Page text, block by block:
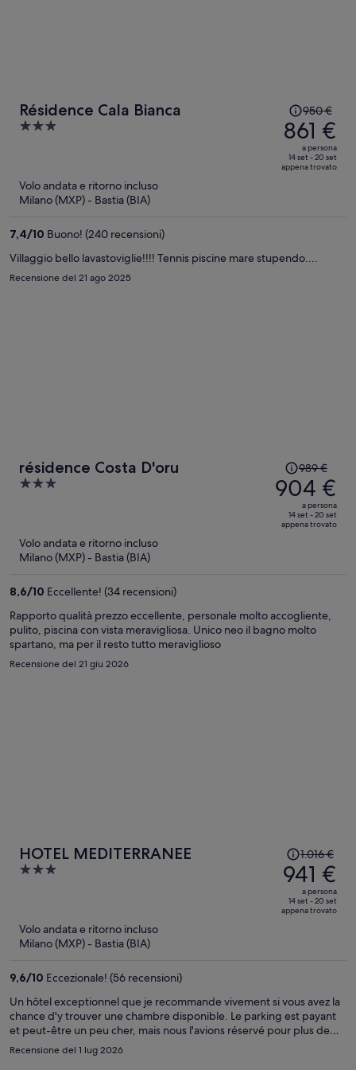
Résidence Cala Bianca
3
5
prezzo
era
950 €,
ora
950 €
861 €
a persona
14 set - 20 set
appena trovato
Volo andata e ritorno incluso
Milano (MXP) - Bastia (BIA)
7,4/10 Buono! (240 recensioni)
Villaggio bello lavastoviglie!!!! Tennis piscine mare stupendo....
Recensione del 21 ago 2025
résidence Costa D'oru
3
prezzo
era
989 €,
ora
989 €
904 €
a persona
14 set - 20 set
appena trovato
Volo andata e ritorno incluso
Milano (MXP) - Bastia (BIA)
8,6/10 Eccellente! (34 recensioni)
Rapporto qualità prezzo eccellente, personale molto accogliente,
pulito, piscina con vista meravigliosa. Unico neo il bagno molto
spartano, ma per il resto tutto meraviglioso
Recensione del 21 giu 2026
HOTEL MEDITERRANEE
3
Il
prezzo
era
1.016 €,
ora
1.016 €
941 €
a persona
14 set - 20 set
appena trovato
Volo andata e ritorno incluso
Milano (MXP) - Bastia (BIA)
9,6/10 Eccezionale! (56 recensioni)
Un hôtel exceptionnel que je recommande vivement si vous avez la
chance d'y trouver une chambre disponible. Le parking est payant
et peut-être un peu cher, mais nous l'avions réservé pour plus de
commodité. L'hôtel est bien situé, le personnel est excellent et le
petit-déjeuner est vraiment copieux et de grande qualité. Nous
Recensione del 1 lug 2026